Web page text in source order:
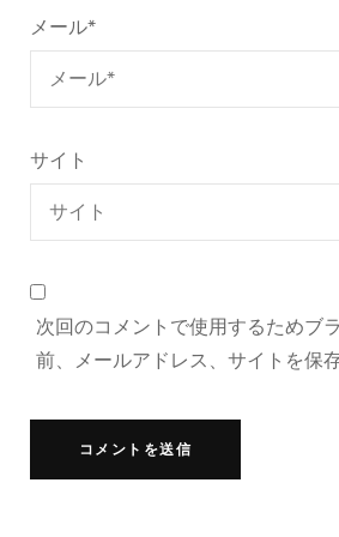
メール*
サイト
次回のコメントで使用するためブ
前、メールアドレス、サイトを保存